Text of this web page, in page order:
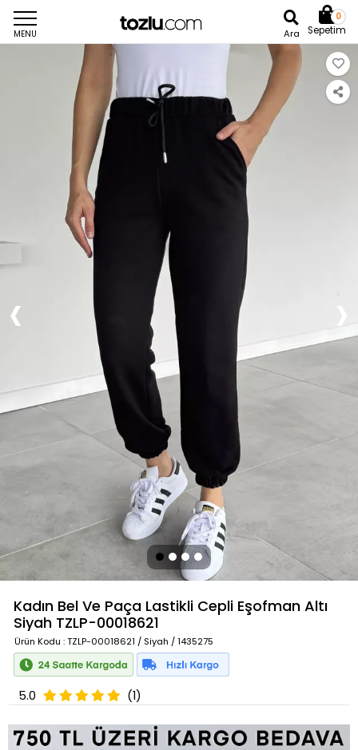
MENU Ara
0
Sepetim
Kadın Bel Ve Paça Lastikli Cepli Eşofman Altı
Siyah TZLP-00018621
Ürün Kodu : TZLP-00018621 / Siyah / 1435275
5.0 (1)